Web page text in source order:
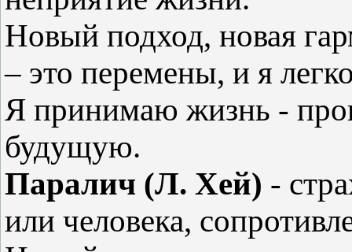
Новый подход, новая
– это перемены, и я
Я принимаю жизнь -
будущую.
Паралич (Л. Хей) -
или человека,